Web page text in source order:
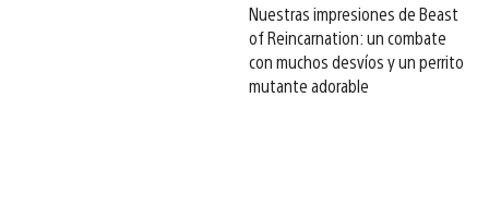
Nuestras impresiones de Beast
of Reincarnation: un combate
con muchos desvíos y un perrito
mutante adorable